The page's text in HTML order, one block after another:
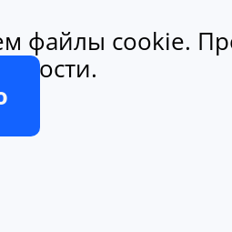
файлы cookie.